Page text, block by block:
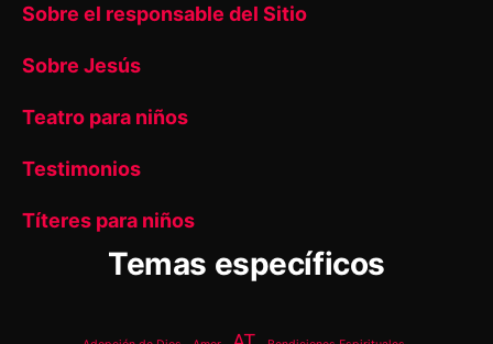
Sobre el responsable del Sitio
Sobre Jesús
Teatro para niños
Testimonios
Títeres para niños
Temas específicos